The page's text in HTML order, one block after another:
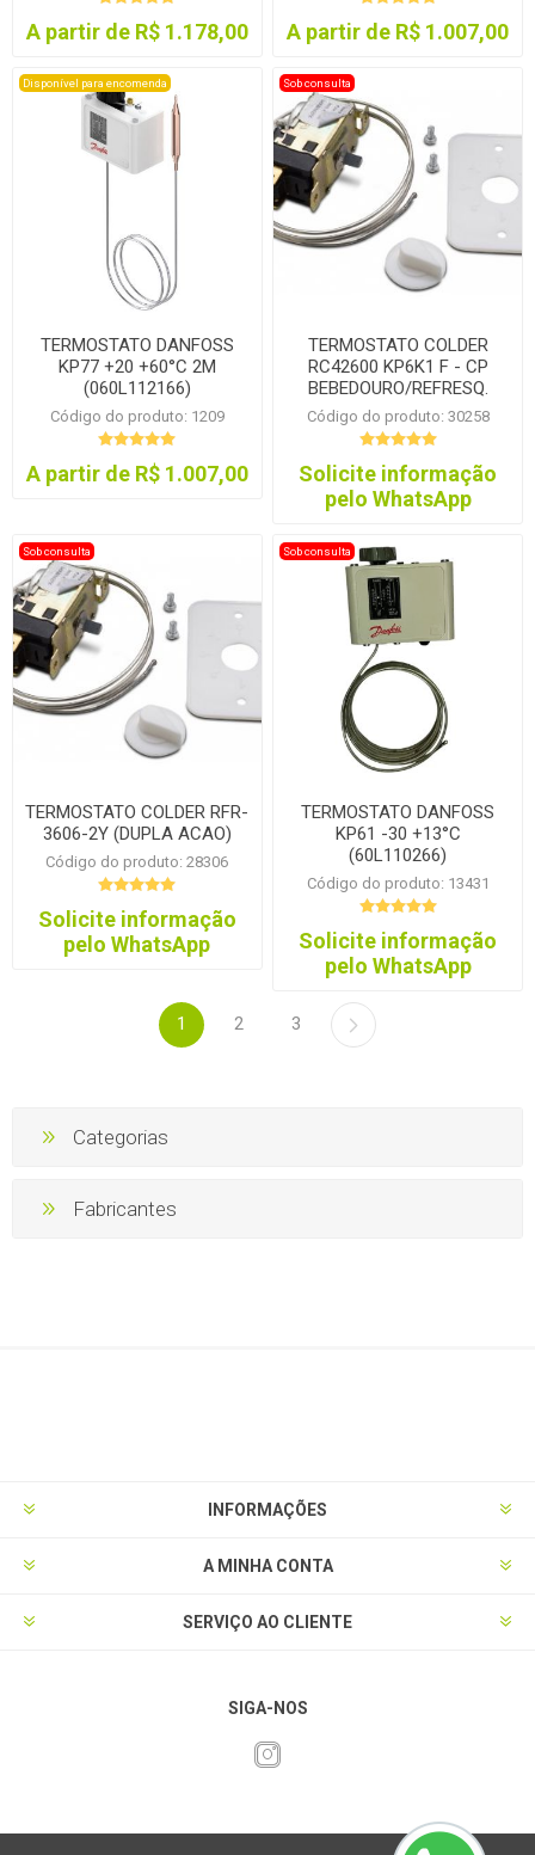
A partir de R$ 1.178,00 A partir de R$ 1.007,00
Disponível para encomenda
TERMOSTATO DANFOSS
KP77 +20 +60°C 2M
(060L112166)
Código do produto: 1209
A partir de R$ 1.007,00
Sob consulta
TERMOSTATO COLDER
RC42600 KP6K1 F - CP
BEBEDOURO/REFRESQ.
Código do produto: 30258
Solicite informação
pelo WhatsApp
Sob consulta
TERMOSTATO COLDER RFR-
3606-2Y (DUPLA ACAO)
Código do produto: 28306
Solicite informação
pelo WhatsApp
Sob consulta
TERMOSTATO DANFOSS
KP61 -30 +13°C
(60L110266)
Código do produto: 13431
Solicite informação
pelo WhatsApp
1 2 3
Categorias
Fabricantes
INFORMAÇÕES
A MINHA CONTA
SERVIÇO AO CLIENTE
SIGA-NOS